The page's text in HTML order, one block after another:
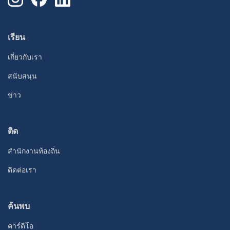
เรียน
เกี่ยวกับเรา
สนับสนุน
ข่าว
ติด
สํานักงานท้องถิ่น
ติดต่อเรา
ค้นพบ
คาร์ดิโอ